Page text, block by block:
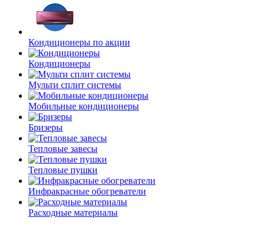
Кондиционеры по акции
Кондиционеры
Мульти сплит системы
Мобильные кондиционеры
Бризеры
Тепловые завесы
Тепловые пушки
Инфракрасные обогреватели
Расходные материалы